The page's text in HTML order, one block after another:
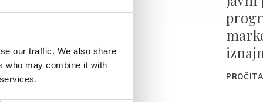
our traffic. We also share
who may combine it with